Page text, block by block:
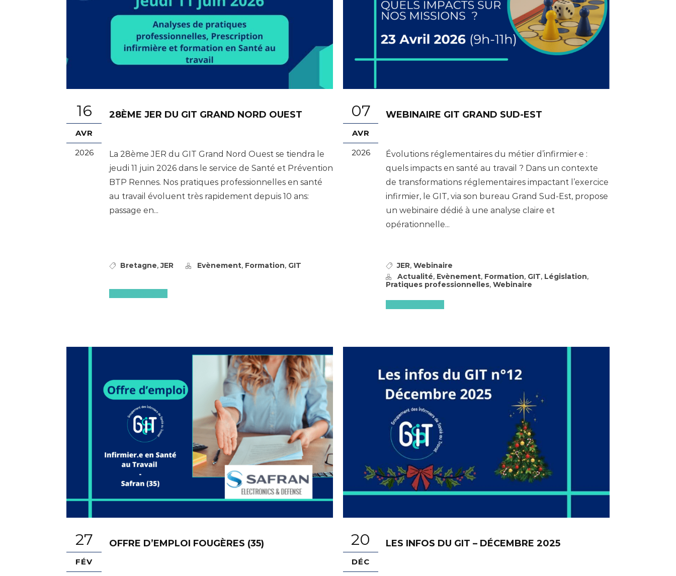
16
AVR
2026
28ÈME JER DU GIT GRAND NORD OUEST
La 28ème JER du GIT Grand Nord Ouest se tiendra le
jeudi 11 juin 2026 dans le service de Santé et Prévention
BTP Rennes. Nos pratiques professionnelles en santé
au travail évoluent très rapidement depuis 10 ans:
passage en...
Bretagne,JER Evènement, Formation, GIT
07
AVR
2026
WEBINAIRE GIT GRAND SUD-EST
Évolutions réglementaires du métier d’infirmier·e :
quels impacts en santé au travail ? Dans un contexte
de transformations réglementaires impactant l’exercice
infirmier, le GIT, via son bureau Grand Sud-Est, propose
un webinaire dédié à une analyse claire et
opérationnelle...
JER, Webinaire
Actualité, Evènement, Formation, GIT, Législation,
Pratiques professionnelles, Webinaire
27
FÉV
OFFRE D’EMPLOI FOUGÈRES (35) 20
DÉC
LES INFOS DU GIT – DÉCEMBRE 2025